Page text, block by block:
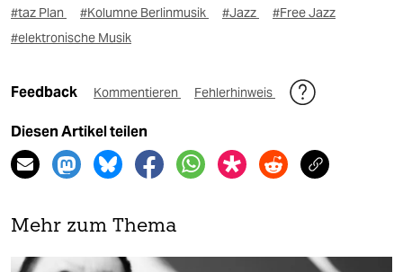
#taz Plan #Kolumne Berlinmusik #Jazz
#Free Jazz
#elektronische Musik
Feedback Kommentieren Fehlerhinweis
Diesen Artikel teilen
Mehr zum Thema